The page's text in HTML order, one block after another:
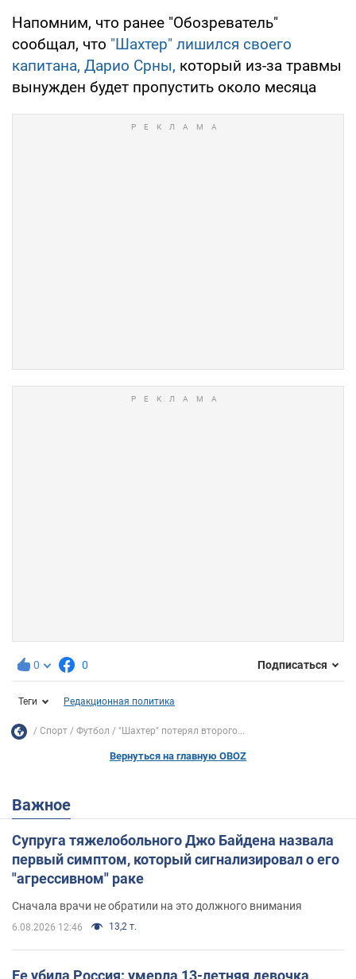
Напомним, что ранее "Обозреватель"
сообщал, что "Шахтер" лишился своего
капитана, Дарио Срны, который из-за травмы
вынужден будет пропустить около месяца
0 0 Подписаться
Теги Редакционная политика
Спорт Футбол "Шахтер" потерял второго...
Вернуться на главную OBOZ
Важное
Супруга тяжелобольного Джо Байдена назвала
первый симптом, который сигнализировал о его
"агрессивном" раке
Сначала врачи не обратили на это должного внимания
6.08.2026 12:46 13,2 т.
Ее убила Россия: умерла 13-летняя девочка,